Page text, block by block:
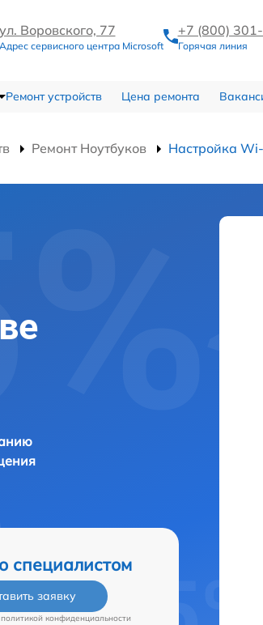
ул. Воровского, 77
Адрес сервисного центра Microsoft
+7 (800)
Горячая линия
Ремонт устройств Цена ремонта
Ремонт Ноутбуков Настройка
специалистом
заявку
политикой конфиденциальности